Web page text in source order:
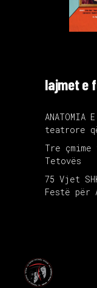
lajmet e
ANATOMIA
teatrore
Tre
Tetovës
75 Vjet
Festë për